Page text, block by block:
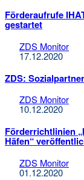
Förderaufrufe
gestartet
ZDS Monitor
17.12.2020
ZDS:
ZDS Monitor
10.12.2020
Förderrichtlinien
Häfen“
ZDS Monitor
01.12.2020